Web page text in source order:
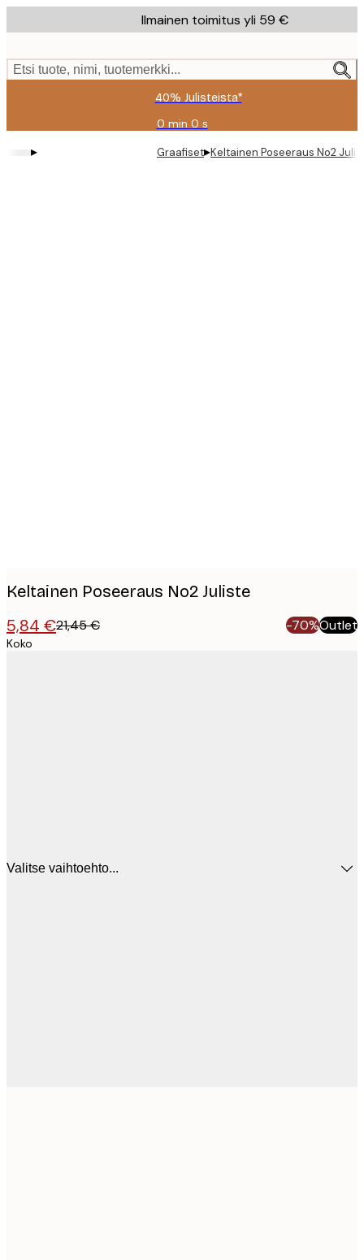
to
content.
Ilmainen toimitus yli 59 €
Etsi tuote, nimi, tuotemerkki...
40% Julisteista*
0 min 0 s
Voimassa
asti:
2026-
▸ Graafiset▸Keltainen Poseeraus No2
Keltainen Poseeraus No2 Juliste
5,84 €21,45 € -70%Outlet
Koko
Valitse vaihtoehto...